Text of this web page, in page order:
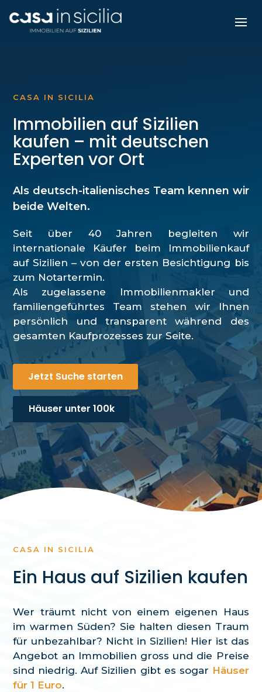
CASA IN SICILIA
Immobilien auf Sizilien
kaufen – mit deutschen
Experten vor Ort
Als deutsch-italienisches Team kennen wir
beide Welten.
Seit über 40 Jahren begleiten wir
internationale Käufer beim Immobilienkauf
auf Sizilien – von der ersten Besichtigung bis
zum Notartermin.
Als zugelassene Immobilienmakler und
familiengeführtes Team stehen wir Ihnen
persönlich und transparent während des
gesamten Kaufprozesses zur Seite.
Jetzt Suche starten
Häuser unter 100k
CASA IN SICILIA
Ein Haus auf Sizilien kaufen
Wer träumt nicht von einem eigenen Haus
im warmen Süden? Sie halten diesen Traum
für unbezahlbar? Nicht in Sizilien! Hier ist das
Angebot an Immobilien gross und die Preise
sind niedrig. Auf Sizilien gibt es sogar Häuser
für 1 Euro.